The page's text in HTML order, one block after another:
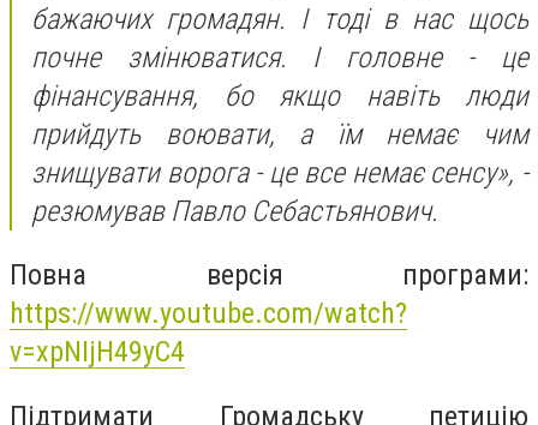
бажаючих громадян. І тоді в нас щось
почне змінюватися. І головне - це
фінансування, бо якщо навіть люди
прийдуть воювати, а їм немає чим
знищувати ворога - це все немає сенсу», -
резюмував Павло Себастьянович.
Повна версія програми:
https://www.youtube.com/watch?
v=xpNIjH49yC4
Підтримати Громадську петицію